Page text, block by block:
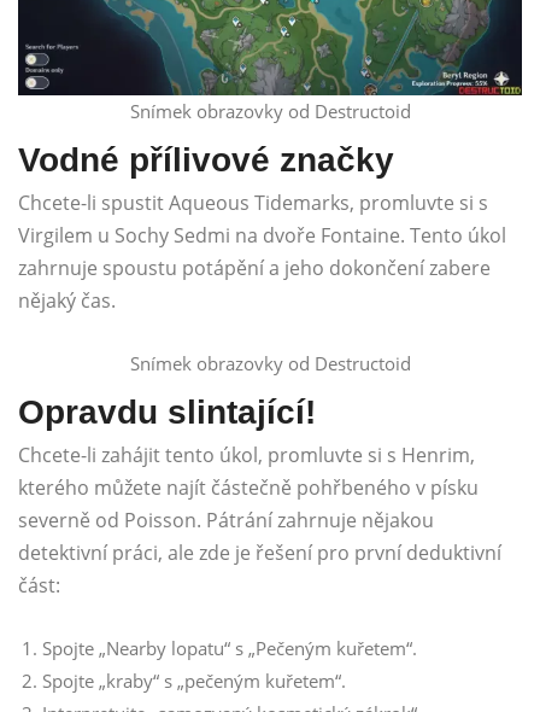
Snímek obrazovky od Destructoid
Vodné přílivové značky
Chcete-li spustit Aqueous Tidemarks, promluvte si s
Virgilem u Sochy Sedmi na dvoře Fontaine. Tento úkol
zahrnuje spoustu potápění a jeho dokončení zabere
nějaký čas.
Snímek obrazovky od Destructoid
Opravdu slintající!
Chcete-li zahájit tento úkol, promluvte si s Henrim,
kterého můžete najít částečně pohřbeného v písku
severně od Poisson. Pátrání zahrnuje nějakou
detektivní práci, ale zde je řešení pro první deduktivní
část:
Spojte „Nearby lopatu“ s „Pečeným kuřetem“.
Spojte „kraby“ s „pečeným kuřetem“.